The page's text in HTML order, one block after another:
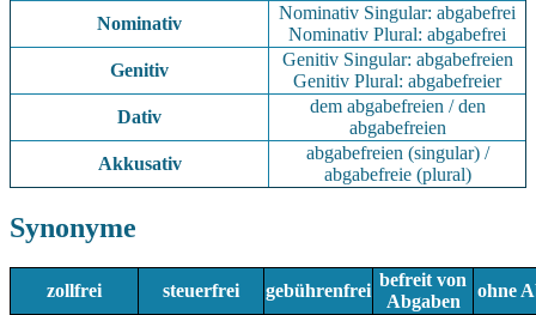
Nominativ
Nominativ Singular: abgabefrei
Nominativ Plural: abgabefrei
Genitiv
Genitiv Singular: abgabefreien
Genitiv Plural: abgabefreier
Dativ
dem abgabefreien / den
abgabefreien
Akkusativ
abgabefreien (singular) /
abgabefreie (plural)
Synonyme
zollfrei steuerfrei gebührenfrei
befreit von
Abgaben
ohne